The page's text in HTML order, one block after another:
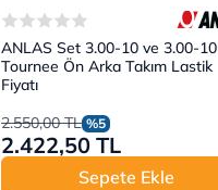
ANLAS Set 3.00-10 ve 3.00-10
Tournee Ön Arka Takım Lastik
Fiyatı
2.550,00 TL %5
2.422,50 TL
Sepete Ekle